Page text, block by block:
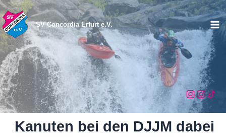
Zum
Inhalt
springen
SV Concordia Erfurt e.V.
Kanuten bei den DJJM dabei